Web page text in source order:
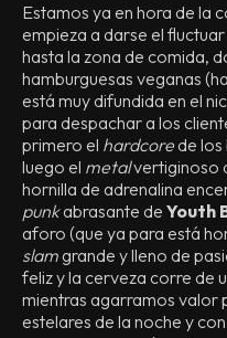
Estamos ya en hora de la
empieza a darse el
hasta la zona de comida,
hamburguesas veganas
está muy difundida en el
para despachar a los
primero el hardcore de
luego el metalvertiginoso
hornilla de adrenalina
punkabrasante de Youth
aforo (que ya para está
slam grande y lleno de
feliz y la cerveza corre de
mientras agarramos valor
estelares de la noche y